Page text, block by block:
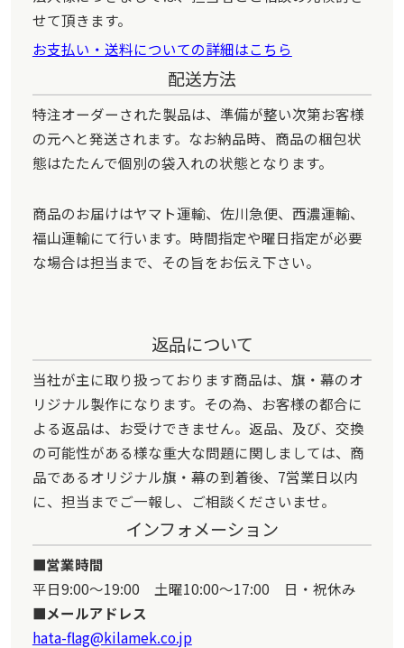
せて頂きます。
お支払い・送料についての詳細はこちら
配送方法
特注オーダーされた製品は、準備が整い次第お客様
の元へと発送されます。なお納品時、商品の梱包状
態はたたんで個別の袋入れの状態となります。
商品のお届けはヤマト運輸、佐川急便、西濃運輸、
福山運輸にて行います。時間指定や曜日指定が必要
な場合は担当まで、その旨をお伝え下さい。
返品について
当社が主に取り扱っております商品は、旗・幕のオ
リジナル製作になります。その為、お客様の都合に
よる返品は、お受けできません。返品、及び、交換
の可能性がある様な重大な問題に関しましては、商
品であるオリジナル旗・幕の到着後、7営業日以内
に、担当までご一報し、ご相談くださいませ。
インフォメーション
営業時間
平日9:00～19:00 土曜10:00～17:00 日・祝休み
メールアドレス
hata-flag@kilamek.co.jp